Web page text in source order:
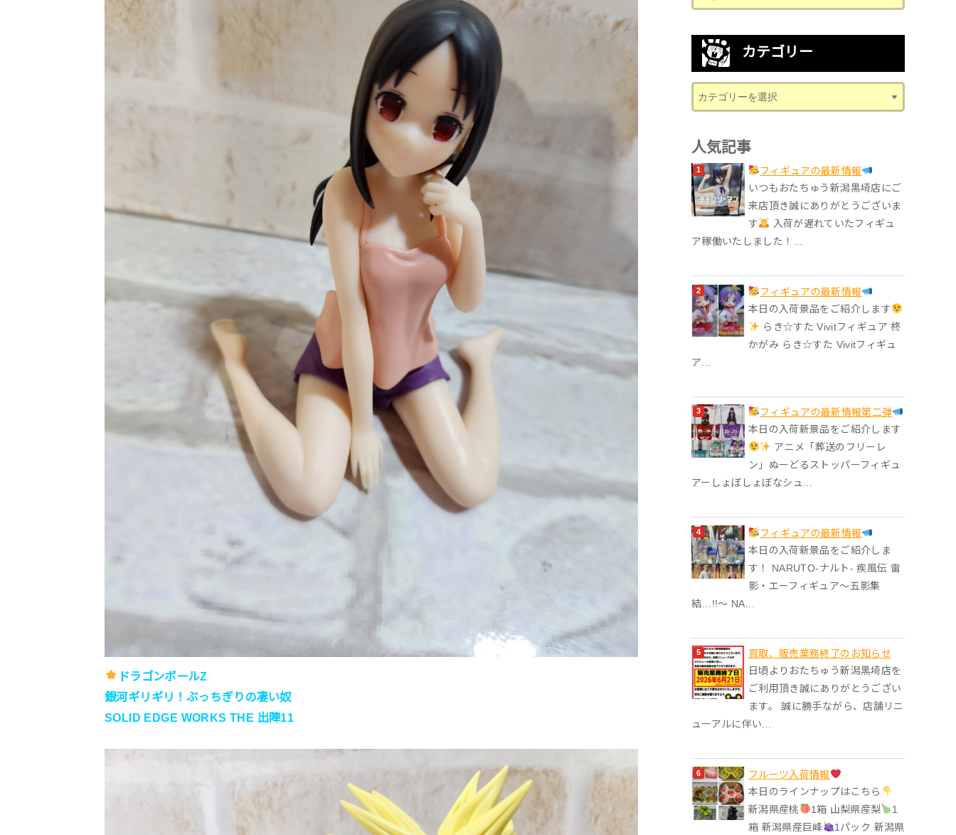
ドラゴンボールZ
銀河ギリギリ！ぶっちぎりの凄い奴
SOLID EDGE WORKS THE 出陣11
カテゴリー
人気記事
フィギュアの最新情報
いつもおたちゅう新潟黒埼店にご
来店頂き誠にありがとうございま
す
入荷が遅れていたフィギュ
ア稼働いたしました！...
フィギュアの最新情報
本日の入荷景品をご紹介します
らき☆すた Vivitフィギュア 柊
かがみ らき☆すた Vivitフィギュ
ア...
フィギュアの最新情報第二弾
本日の入荷新景品をご紹介します
アニメ「葬送のフリーレ
ン」ぬーどるストッパーフィギュ
アーしょぼしょぼなシュ...
フィギュアの最新情報
本日の入荷新景品をご紹介しま
す！ NARUTO-ナルト- 疾風伝 雷
影・エーフィギュア～五影集
結…!!～ NA...
買取、販売業務終了のお知らせ
日頃よりおたちゅう新潟黒埼店を
ご利用頂き誠にありがとうござい
ます。 誠に勝手ながら、店舗リニ
ューアルに伴い...
フルーツ入荷情報
本日のラインナップはこちら
新潟県産桃
1箱 山梨県産梨
1
箱 新潟県産巨峰
1パック 新潟県